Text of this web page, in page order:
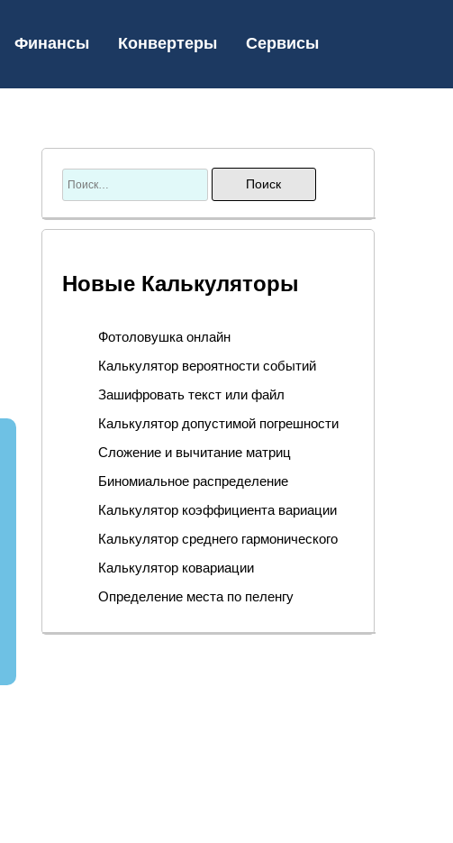
Финансы Конвертеры Сервисы
Новые Калькуляторы
Фотоловушка онлайн
Калькулятор вероятности событий
Зашифровать текст или файл
Калькулятор допустимой погрешности
Сложение и вычитание матриц
Биномиальное распределение
Калькулятор коэффициента вариации
Калькулятор среднего гармонического
Калькулятор ковариации
Определение места по пеленгу